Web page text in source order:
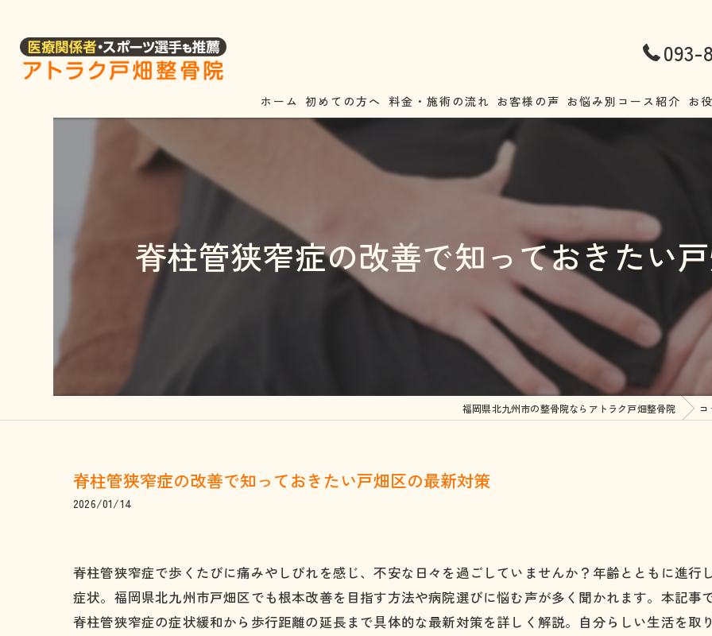
093-
ホーム 初めての方へ 料金・施術の流れ お客様の声 お悩み別コース紹介
ストレートネック
頭痛
耳鳴り・めまい
自律神経失調症
顎関節症
四十肩・五十肩
腰椎分離すべり症
ぎっくり腰
お
脊柱管狭窄症の改善で知っておきたい
福岡県北九州市の整骨院ならアトラク戸畑整骨院
脊柱管狭窄症の改善で知っておきたい戸畑区の最新対策
2026/01/14
脊柱管狭窄症で歩くたびに痛みやしびれを感じ、不安な日々を過ごしていませんか？年齢とともに進行
症状。福岡県北九州市戸畑区でも根本改善を目指す方法や病院選びに悩む声が多く聞かれます。本記事
脊柱管狭窄症の症状緩和から歩行距離の延長まで具体的な最新対策を詳しく解説。自分らしい生活を取